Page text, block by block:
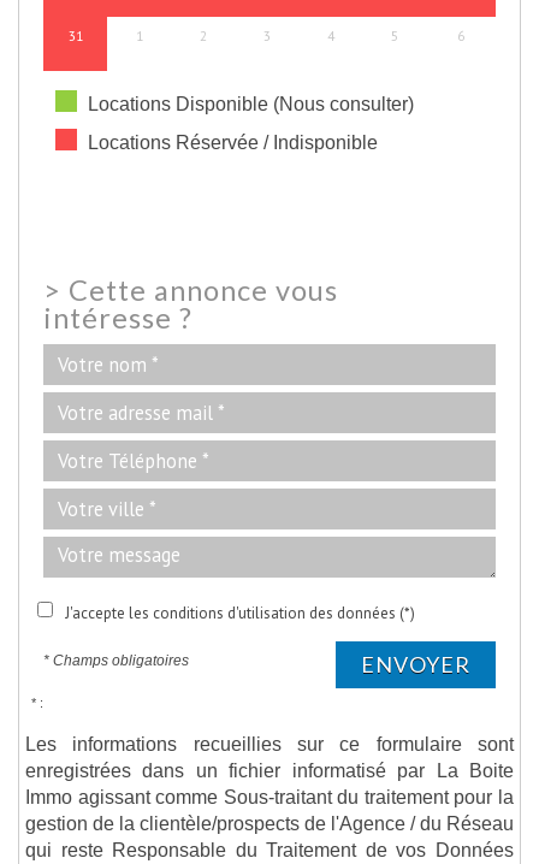
31 1 2 3 4 5 6
Locations Disponible (Nous consulter)
Locations Réservée / Indisponible
> Cette annonce vous
intéresse ?
J'accepte les conditions d'utilisation des données (*)
* Champs obligatoires ENVOYER
* :
Les informations recueillies sur ce formulaire sont
enregistrées dans un fichier informatisé par La Boite
Immo agissant comme Sous-traitant du traitement pour la
gestion de la clientèle/prospects de l'Agence / du Réseau
qui reste Responsable du Traitement de vos Données